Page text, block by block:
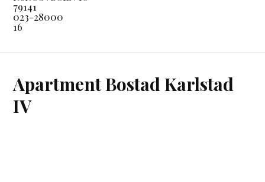
79141
023-28000
16
Apartment Bostad Karlstad
IV